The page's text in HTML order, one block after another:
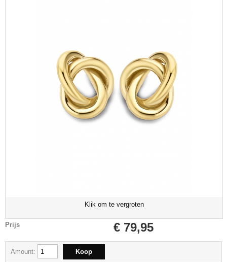
Klik om te vergroten
Prijs € 79,95
Amount: